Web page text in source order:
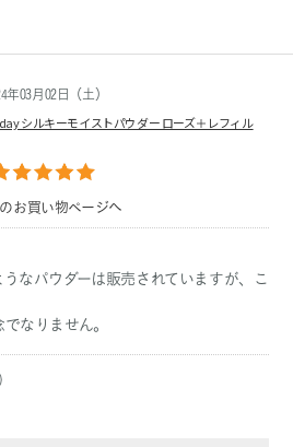
年03月02日（土）
シルキーモイストパウダー ローズ＋レフィル
お買い物ページへ
なパウダーは販売されていますが、こ
なりません。